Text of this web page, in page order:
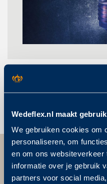
Wedeflex.nl maakt
We gebruiken cookies om
personaliseren, om
en om ons
informatie over je gebruik
partners voor social
Post
THEMA
REDAKTIE
Wédéflex Duurzame